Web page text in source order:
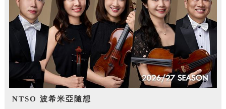
NTSO 波希米亞隨想